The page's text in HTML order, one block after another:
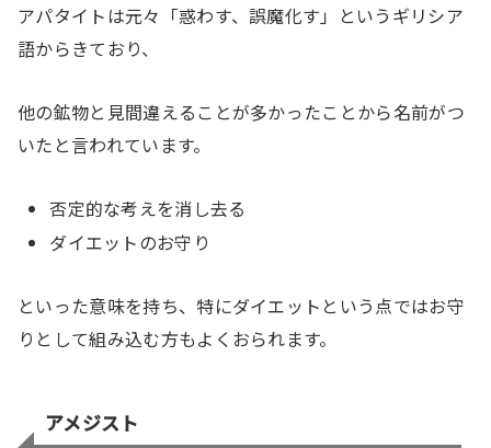
アパタイトは元々「惑わす、誤魔化す」というギリシア
語からきており、
他の鉱物と見間違えることが多かったことから名前がつ
いたと言われています。
否定的な考えを消し去る
ダイエットのお守り
といった意味を持ち、特にダイエットという点ではお守
りとして組み込む方もよくおられます。
アメジスト